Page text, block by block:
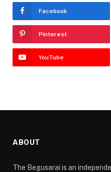
Facebook
Pinterest
YouTube
ABOUT
The Begusarai is an